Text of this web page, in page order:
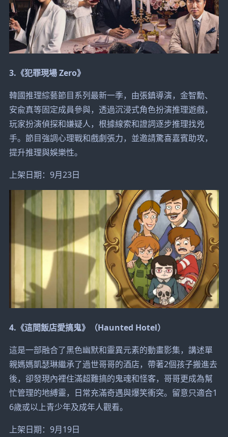
3.《犯罪現場 Zero》
韓國推理綜藝節目系列最新一季，由張鎮導演，金智勳、
安兪真等固定成員參與，透過沉浸式角色扮演推理遊戲，
玩家扮演偵探和嫌疑人，根據線索和證詞逐步推理找兇
手。節目強調心理戰和戲劇張力，並邀請驚喜嘉賓助攻，
提升推理與娛樂性。
上架日期：9月23日
4.《這間飯店愛搞鬼》（Haunted Hotel）
這是一部融合了黑色幽默和靈異元素的動畫影集，講述單
親媽媽凱瑟琳繼承了過世哥哥的酒店，帶著2個孩子搬進去
後，卻發現內裡住滿超難搞的鬼魂和怪客，哥哥更成為幫
忙管理的地縛靈，日常充滿奇遇與爆笑衝突。留意只適合1
6歲或以上青少年及成年人觀看。
上架日期：9月19日